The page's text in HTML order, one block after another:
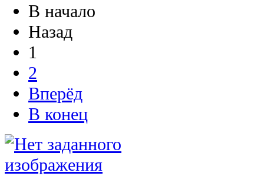
В начало
Назад
1
2
Вперёд
В конец